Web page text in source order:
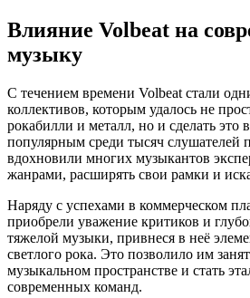
Влияние Volbeat на
музыку
С течением времени Volbeat стали
коллективов, которым удалось не
рокабилли и металл, но и сделать это
популярным среди тысяч слушателей
вдохновили многих музыкантов
жанрами, расширять свои рамки и
Наряду с успехами в коммерческом
приобрели уважение критиков и
тяжелой музыки, привнеся в неё
светлого рока. Это позволило им
музыкальном пространстве и стать
современных команд.